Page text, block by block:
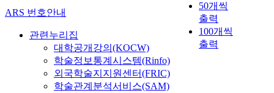
50개씩
출력
100개씩
출력
ARS 번호안내
관련누리집
대학공개강의(KOCW)
학술정보통계시스템(Rinfo)
외국학술지지원센터(FRIC)
학술관계분석서비스(SAM)